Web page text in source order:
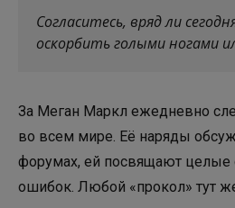
Согласитесь, вряд ли
оскорбить голыми ногами
За Меган Маркл ежедневно
во всем мире. Её наряды
форумах, ей посвящают целые
ошибок. Любой «прокол» тут